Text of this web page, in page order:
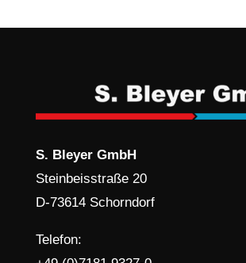
S. Bleyer GmbH
Steinbeisstraße 20
D-73614 Schorndorf
Telefon: